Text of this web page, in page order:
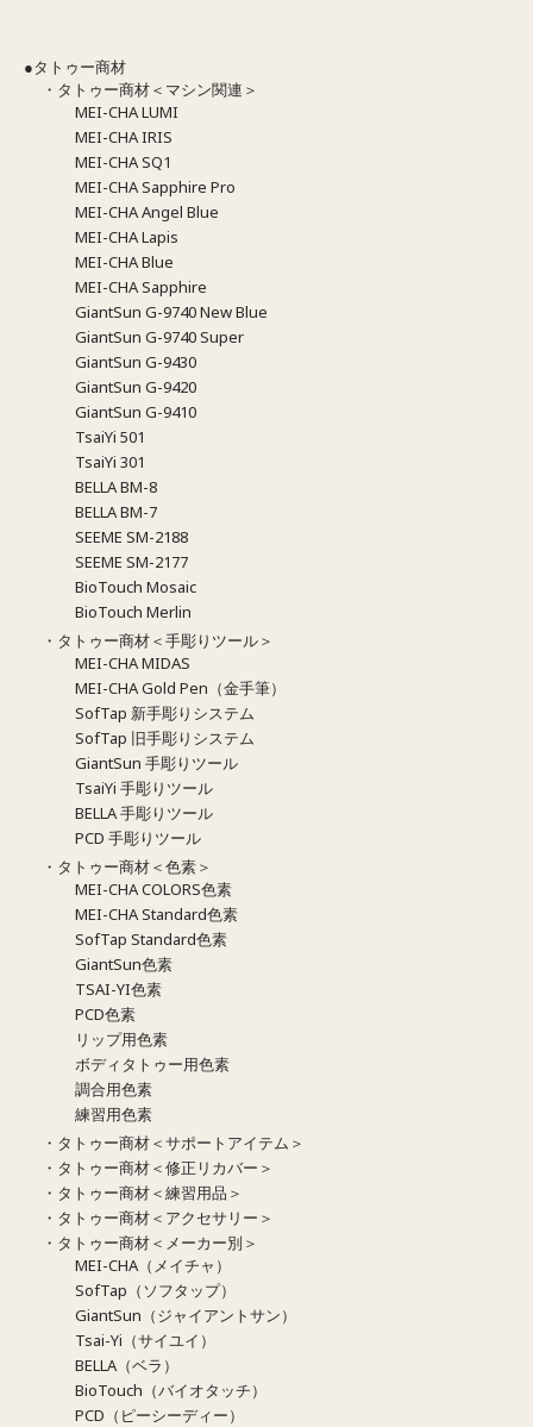
●タトゥー商材
・タトゥー商材＜マシン関連＞
MEI-CHA LUMI
MEI-CHA IRIS
MEI-CHA SQ1
MEI-CHA Sapphire Pro
MEI-CHA Angel Blue
MEI-CHA Lapis
MEI-CHA Blue
MEI-CHA Sapphire
GiantSun G-9740 New Blue
GiantSun G-9740 Super
GiantSun G-9430
GiantSun G-9420
GiantSun G-9410
TsaiYi 501
TsaiYi 301
BELLA BM-8
BELLA BM-7
SEEME SM-2188
SEEME SM-2177
BioTouch Mosaic
BioTouch Merlin
・タトゥー商材＜手彫りツール＞
MEI-CHA MIDAS
MEI-CHA Gold Pen（金手筆）
SofTap 新手彫りシステム
SofTap 旧手彫りシステム
GiantSun 手彫りツール
TsaiYi 手彫りツール
BELLA 手彫りツール
PCD 手彫りツール
・タトゥー商材＜色素＞
MEI-CHA COLORS色素
MEI-CHA Standard色素
SofTap Standard色素
GiantSun色素
TSAI-YI色素
PCD色素
リップ用色素
ボディタトゥー用色素
調合用色素
練習用色素
・タトゥー商材＜サポートアイテム＞
・タトゥー商材＜修正リカバー＞
・タトゥー商材＜練習用品＞
・タトゥー商材＜アクセサリー＞
・タトゥー商材＜メーカー別＞
MEI-CHA（メイチャ）
SofTap（ソフタップ）
GiantSun（ジャイアントサン）
Tsai-Yi（サイユイ）
BELLA（ベラ）
BioTouch（バイオタッチ）
PCD（ピーシーディー）